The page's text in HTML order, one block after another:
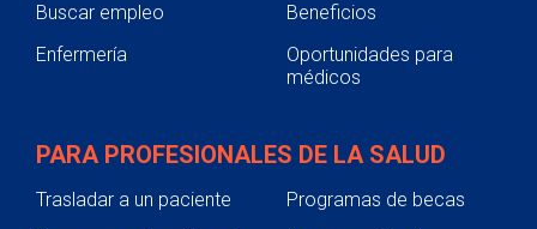
Buscar empleo
Beneficios
Enfermería
Oportunidades para
médicos
PARA PROFESIONALES DE LA SALUD
Trasladar a un paciente
Programas de becas